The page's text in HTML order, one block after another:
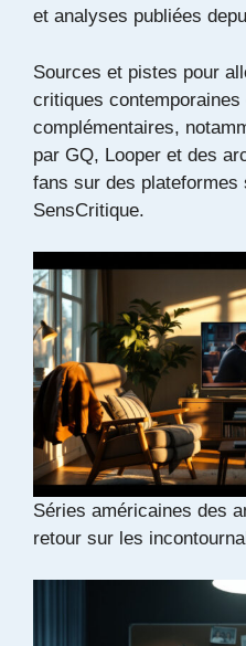
et analyses publiées
Sources et pistes pour
critiques
complémentaires,
par GQ, Looper et des
fans sur des plateformes
SensCritique.
Séries américaines des
retour sur les